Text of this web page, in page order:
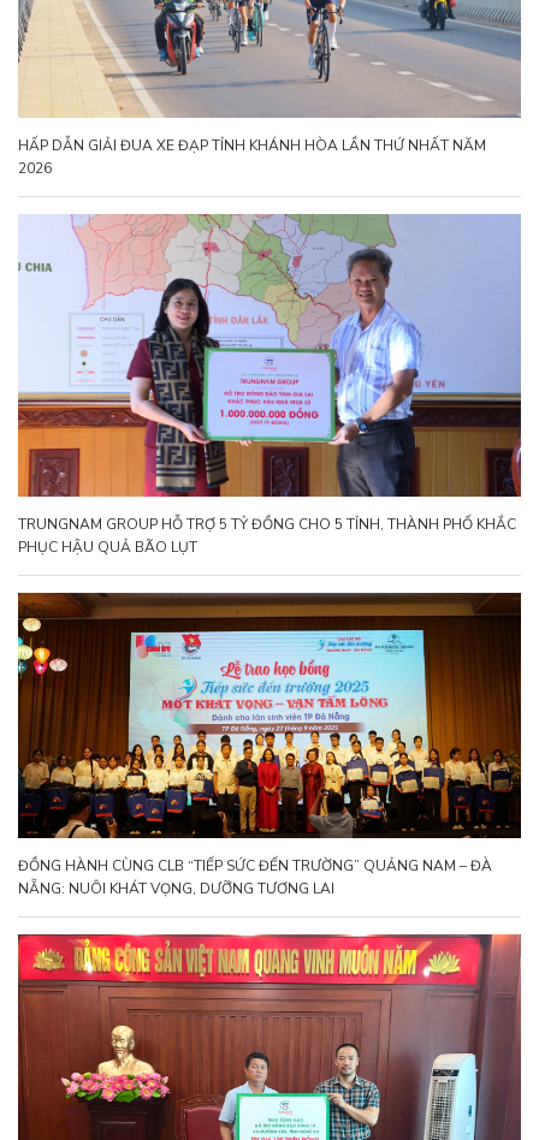
HẤP DẪN GIẢI ĐUA XE ĐẠP TỈNH KHÁNH HÒA LẦN THỨ NHẤT NĂM
2026
TRUNGNAM GROUP HỖ TRỢ 5 TỶ ĐỒNG CHO 5 TỈNH, THÀNH PHỐ KHẮC
PHỤC HẬU QUẢ BÃO LỤT
ĐỒNG HÀNH CÙNG CLB “TIẾP SỨC ĐẾN TRƯỜNG” QUẢNG NAM – ĐÀ
NẴNG: NUÔI KHÁT VỌNG, DƯỠNG TƯƠNG LAI